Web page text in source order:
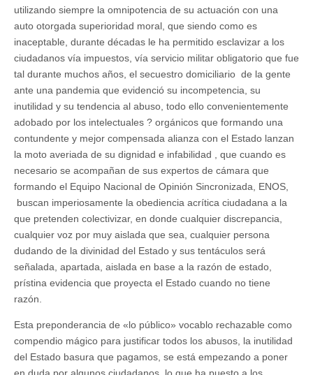
utilizando siempre la omnipotencia de su actuación con una
auto otorgada superioridad moral, que siendo como es
inaceptable, durante décadas le ha permitido esclavizar a los
ciudadanos vía impuestos, vía servicio militar obligatorio que fue
tal durante muchos años, el secuestro domiciliario de la gente
ante una pandemia que evidenció su incompetencia, su
inutilidad y su tendencia al abuso, todo ello convenientemente
adobado por los intelectuales ? orgánicos que formando una
contundente y mejor compensada alianza con el Estado lanzan
la moto averiada de su dignidad e infabilidad , que cuando es
necesario se acompañan de sus expertos de cámara que
formando el Equipo Nacional de Opinión Sincronizada, ENOS,
buscan imperiosamente la obediencia acrítica ciudadana a la
que pretenden colectivizar, en donde cualquier discrepancia,
cualquier voz por muy aislada que sea, cualquier persona
dudando de la divinidad del Estado y sus tentáculos será
señalada, apartada, aislada en base a la razón de estado,
prístina evidencia que proyecta el Estado cuando no tiene
razón.
Esta preponderancia de «lo público» vocablo rechazable como
compendio mágico para justificar todos los abusos, la inutilidad
del Estado basura que pagamos, se está empezando a poner
en duda por algunos ciudadanos, lo que ha puesto a los